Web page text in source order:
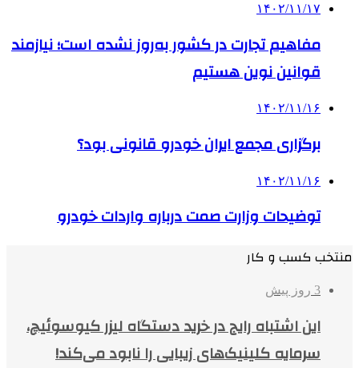
۱۴۰۲/۱۱/۱۷
مفاهیم تجارت در کشور به‌روز نشده است؛ نیازمند
قوانین نوین هستیم
۱۴۰۲/۱۱/۱۶
برگزاری مجمع ایران خودرو قانونی بود؟
۱۴۰۲/۱۱/۱۶
توضیحات وزارت صمت درباره واردات خودرو
منتخب کسب و کار
3 روز پیش
این اشتباه رایج در خرید دستگاه لیزر کیوسوئیچ،
سرمایه کلینیک‌های زیبایی را نابود می‌کند!